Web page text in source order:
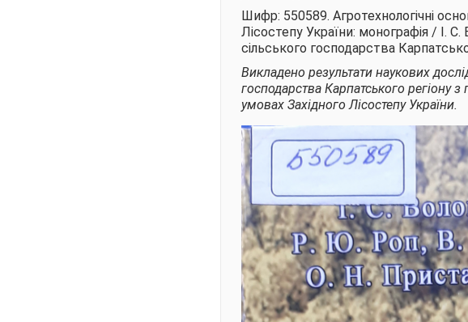
Шифр: 550589. Агротехнологічні
Лісостепу України: монографія / І.
сільського господарства
Викладено результати наукових
господарства Карпатського регіону
умовах Західного Лісостепу України.